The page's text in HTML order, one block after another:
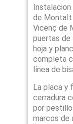
de Montalt
Vicenç de
puertas de
hoja y
completa
línea de
La placa y
cerradura
por
marcos de